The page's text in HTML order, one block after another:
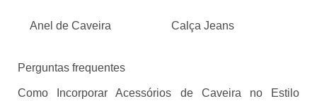
Anel de Caveira Calça Jeans
Perguntas frequentes
Como Incorporar Acessórios de Caveira no Estilo